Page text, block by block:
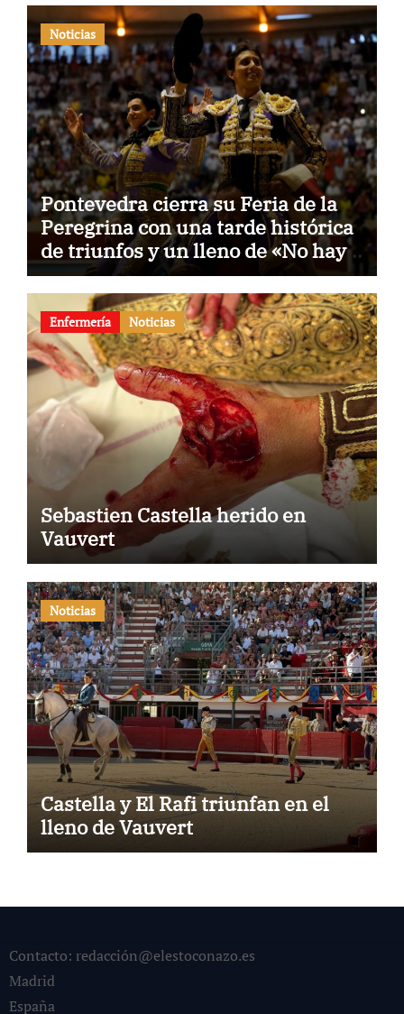
Noticias
Pontevedra cierra su Feria de la
Peregrina con una tarde histórica
de triunfos y un lleno de «No hay
billetes»
Enfermería Noticias
Sebastien Castella herido en
Vauvert
Noticias
Castella y El Rafi triunfan en el
lleno de Vauvert
Contacto: redacción@elestoconazo.es
Madrid
España